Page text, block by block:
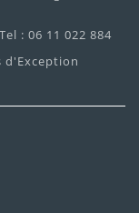
: 06 11 022 884
d'Exception